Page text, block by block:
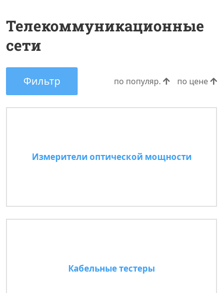
Телекоммуникационные
сети
Фильтр по популяр. по цене
Измерители оптической мощности
Кабельные тестеры